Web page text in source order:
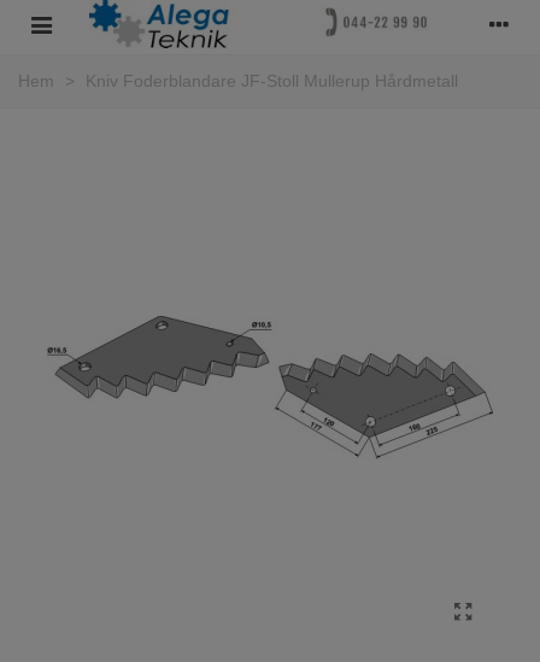
Hem > Kniv Foderblandare JF-Stoll Mullerup Hårdmetall